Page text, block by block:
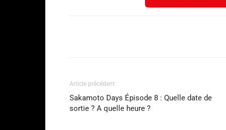
Article précédent
Sakamoto Days Épisode 8 : Quelle date de
sortie ? A quelle heure ?